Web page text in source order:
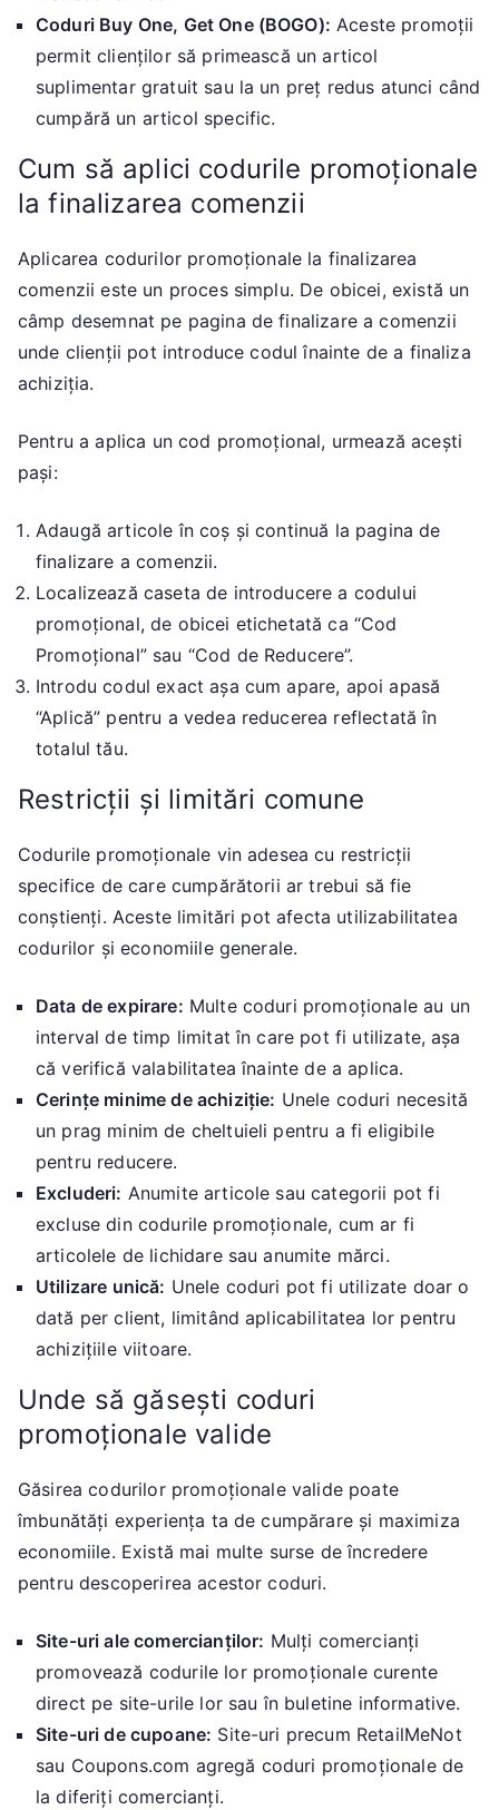
Coduri Buy One, Get One (BOGO): Aceste promoții
permit clienților să primească un articol
suplimentar gratuit sau la un preț redus atunci când
cumpără un articol specific.
Cum să aplici codurile promoționale
la finalizarea comenzii
Aplicarea codurilor promoționale la finalizarea
comenzii este un proces simplu. De obicei, există un
câmp desemnat pe pagina de finalizare a comenzii
unde clienții pot introduce codul înainte de a finaliza
achiziția.
Pentru a aplica un cod promoțional, urmează acești
pași:
Adaugă articole în coș și continuă la pagina de
finalizare a comenzii.
Localizează caseta de introducere a codului
promoțional, de obicei etichetată ca “Cod
Promoțional” sau “Cod de Reducere”.
Introdu codul exact așa cum apare, apoi apasă
“Aplică” pentru a vedea reducerea reflectată în
totalul tău.
Restricții și limitări comune
Codurile promoționale vin adesea cu restricții
specifice de care cumpărătorii ar trebui să fie
conștienți. Aceste limitări pot afecta utilizabilitatea
codurilor și economiile generale.
Data de expirare: Multe coduri promoționale au un
interval de timp limitat în care pot fi utilizate, așa
că verifică valabilitatea înainte de a aplica.
Cerințe minime de achiziție: Unele coduri necesită
un prag minim de cheltuieli pentru a fi eligibile
pentru reducere.
Excluderi: Anumite articole sau categorii pot fi
excluse din codurile promoționale, cum ar fi
articolele de lichidare sau anumite mărci.
Utilizare unică: Unele coduri pot fi utilizate doar o
dată per client, limitând aplicabilitatea lor pentru
achizițiile viitoare.
Unde să găsești coduri
promoționale valide
Găsirea codurilor promoționale valide poate
îmbunătăți experiența ta de cumpărare și maximiza
economiile. Există mai multe surse de încredere
pentru descoperirea acestor coduri.
Site-uri ale comercianților: Mulți comercianți
promovează codurile lor promoționale curente
direct pe site-urile lor sau în buletine informative.
Site-uri de cupoane: Site-uri precum RetailMeNot
sau Coupons.com agregă coduri promoționale de
la diferiți comercianți.